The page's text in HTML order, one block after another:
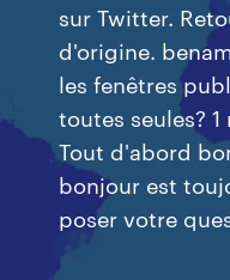
sur Twitter.
d'origine.
les fenêtres
toutes seules?
Tout d'abord
bonjour est
poser votre